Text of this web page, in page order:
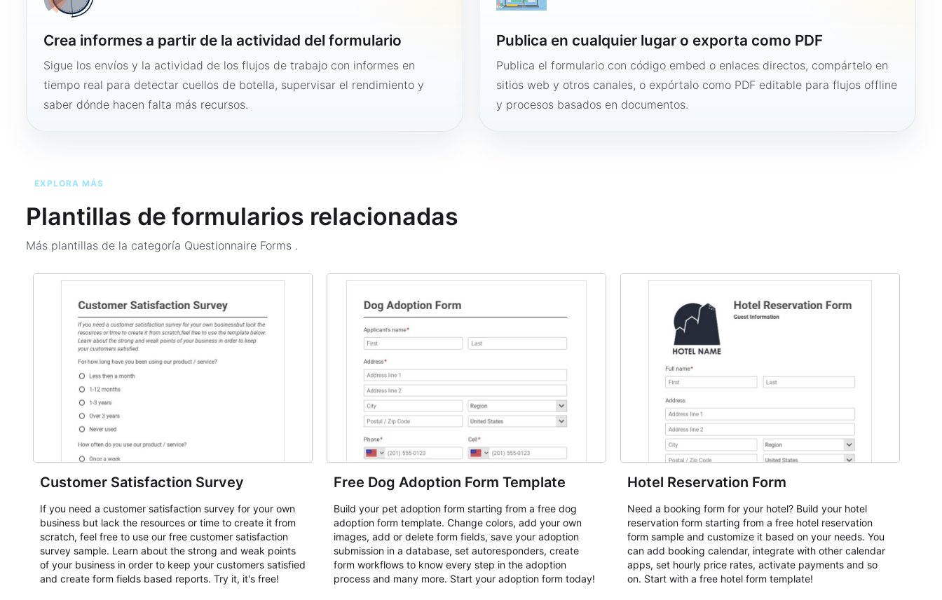
Crea informes a partir de la actividad del formulario
Sigue los envíos y la actividad de los flujos de trabajo con informes en
tiempo real para detectar cuellos de botella, supervisar el rendimiento y
saber dónde hacen falta más recursos.
Publica en cualquier lugar o exporta como PDF
Publica el formulario con código embed o enlaces directos, compártelo en
sitios web y otros canales, o expórtalo como PDF editable para flujos offline
y procesos basados en documentos.
EXPLORA MÁS
Plantillas de formularios relacionadas
Más plantillas de la categoría Questionnaire Forms .
Customer Satisfaction Survey
If you need a customer satisfaction survey for your own
business but lack the resources or time to create it from
scratch, feel free to use our free customer satisfaction
survey sample. Learn about the strong and weak points
of your business in order to keep your customers satisfied
and create form fields based reports. Try it, it's free!
Free Dog Adoption Form Template
Build your pet adoption form starting from a free dog
adoption form template. Change colors, add your own
images, add or delete form fields, save your adoption
submission in a database, set autoresponders, create
form workflows to know every step in the adoption
process and many more. Start your adoption form today!
Hotel Reservation Form
Need a booking form for your hotel? Build your hotel
reservation form starting from a free hotel reservation
form sample and customize it based on your needs. You
can add booking calendar, integrate with other calendar
apps, set hourly price rates, activate payments and so
on. Start with a free hotel form template!